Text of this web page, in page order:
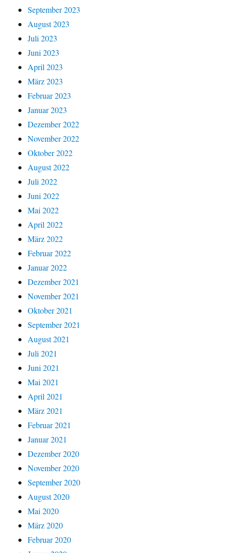
September 2023
August 2023
Juli 2023
Juni 2023
April 2023
März 2023
Februar 2023
Januar 2023
Dezember 2022
November 2022
Oktober 2022
August 2022
Juli 2022
Juni 2022
Mai 2022
April 2022
März 2022
Februar 2022
Januar 2022
Dezember 2021
November 2021
Oktober 2021
September 2021
August 2021
Juli 2021
Juni 2021
Mai 2021
April 2021
März 2021
Februar 2021
Januar 2021
Dezember 2020
November 2020
September 2020
August 2020
Mai 2020
März 2020
Februar 2020